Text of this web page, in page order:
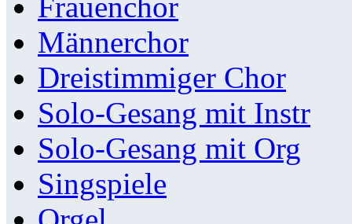
Frauenchor
Männerchor
Dreistimmiger Chor
Solo-Gesang mit Instr
Solo-Gesang mit Org
Singspiele